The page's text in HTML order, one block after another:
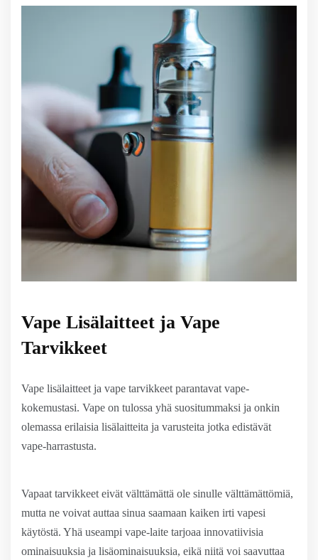
Vape Lisälaitteet ja Vape
Tarvikkeet
Vape lisälaitteet ja vape tarvikkeet parantavat vape-
kokemustasi. Vape on tulossa yhä suositummaksi ja onkin
olemassa erilaisia lisälaitteita ja varusteita jotka edistävät
vape-harrastusta.
Vapaat tarvikkeet eivät välttämättä ole sinulle välttämättömiä,
mutta ne voivat auttaa sinua saamaan kaiken irti vapesi
käytöstä. Yhä useampi vape-laite tarjoaa innovatiivisia
ominaisuuksia ja lisäominaisuuksia, eikä niitä voi saavuttaa